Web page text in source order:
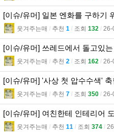
[이슈/유머] 일본 엔화를 구하기
웃겨주는매 l 추천 1 l 조회 132 l 26-
[이슈/유머] 쓰레드에서 돌고있
웃겨주는매 l 추천 2 l 조회 162 l 26-
[이슈/유머] '사상 첫 압수수색'
웃겨주는매 l 추천 7 l 조회 350 l 26-
[이슈/유머] 여친한테 인테리어
웃겨주는매 l 추천 11 l 조회 374 l